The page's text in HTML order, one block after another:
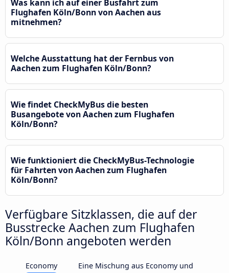
Was kann ich auf einer Busfahrt zum
Flughafen Köln/Bonn von Aachen aus
mitnehmen?
Welche Ausstattung hat der Fernbus von
Aachen zum Flughafen Köln/Bonn?
Wie findet CheckMyBus die besten
Busangebote von Aachen zum Flughafen
Köln/Bonn?
Wie funktioniert die CheckMyBus-Technologie
für Fahrten von Aachen zum Flughafen
Köln/Bonn?
Verfügbare Sitzklassen, die auf der
Busstrecke Aachen zum Flughafen
Köln/Bonn angeboten werden
Economy
Eine Mischung aus Economy und